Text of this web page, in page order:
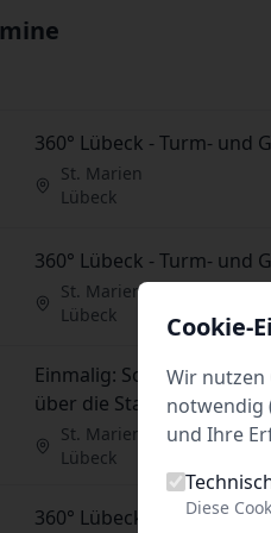
360° Lübeck - Turm- und
St. Marien
Lübeck
360° Lübeck - Turm- und
St. Marien
Lübeck
Einmalig:
über die Stadt.
St. Marien
Lübeck
360° Lübeck - Turm-
Cookie-
Wir nutzen
notwendig
und Ihre
Diese